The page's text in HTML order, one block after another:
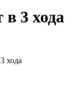
в 3 хода